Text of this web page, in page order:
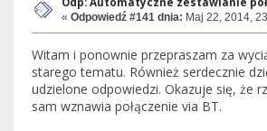
« Odpowiedź #141 dnia: Maj 22, 2014,
Witam i ponownie przepraszam za
starego tematu. Również serdecznie
udzielone odpowiedzi. Okazuje się, że
sam wznawia połączenie via BT.